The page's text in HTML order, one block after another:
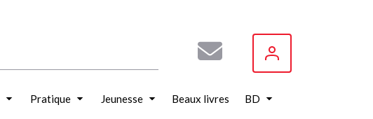
Pratique Jeunesse Beaux livres BD